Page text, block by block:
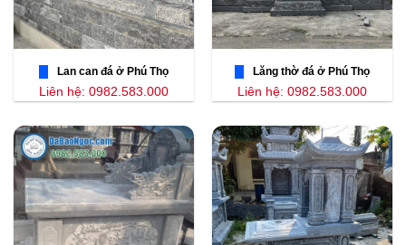
Lan can đá ở Phú Thọ
Liên hệ: 0982.583.000
Lăng thờ đá ở Phú Thọ
Liên hệ: 0982.583.000